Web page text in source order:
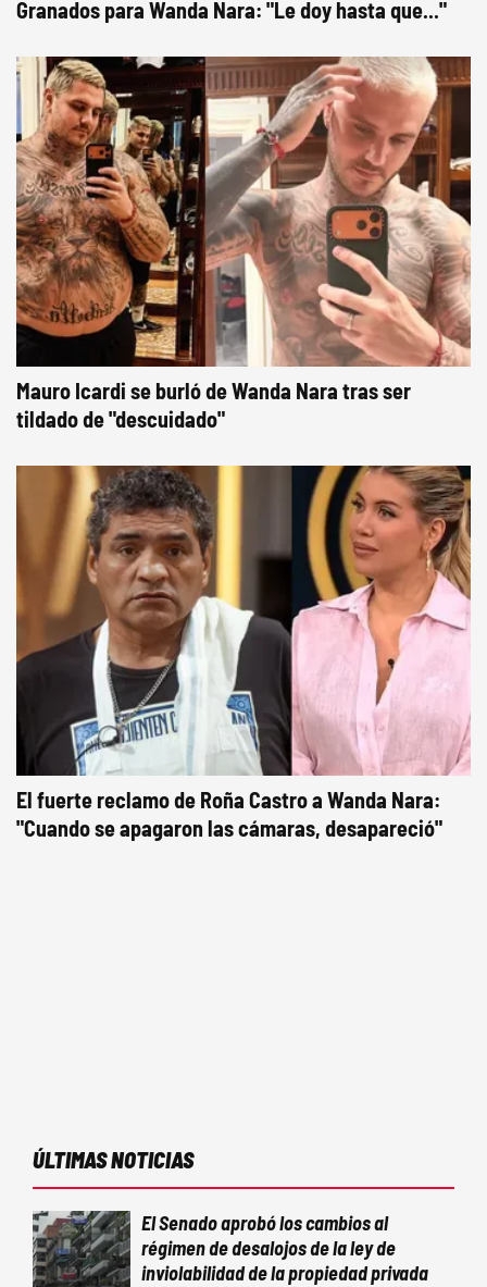
Granados para Wanda Nara: "Le doy hasta que..."
Mauro Icardi se burló de Wanda Nara tras ser
tildado de "descuidado"
El fuerte reclamo de Roña Castro a Wanda Nara:
"Cuando se apagaron las cámaras, desapareció"
ÚLTIMAS NOTICIAS
El Senado aprobó los cambios al
régimen de desalojos de la ley de
inviolabilidad de la propiedad privada